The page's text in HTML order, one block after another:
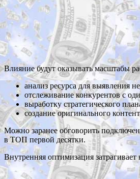
Влияние будут оказывать масштабы
анализ ресурса для выявления
отслеживание конкурентов с
выработку стратегического
создание оригинального
Можно заранее обговорить
в ТОП первой десятки.
Внутренняя оптимизация